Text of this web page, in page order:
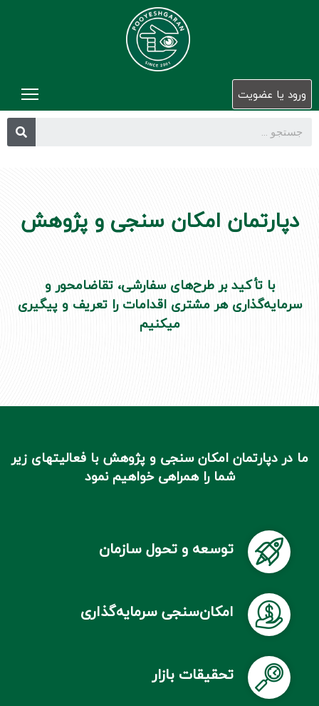
ورود یا عضویت
ما
دپارتمان امکان سنجی و پژوهش
با تأکید بر طرح‌های سفارشی، تقاضامحور و
سرمایه‌گذاری هر مشتری اقدامات را تعریف و پیگیری
میکنیم
ما در دپارتمان امکان سنجی و پژوهش با فعالیتهای زیر
شما را همراهی خواهیم نمود
توسعه و تحول سازمان
امکان‌سنجی سرمایه‌گذاری
تحقیقات بازار